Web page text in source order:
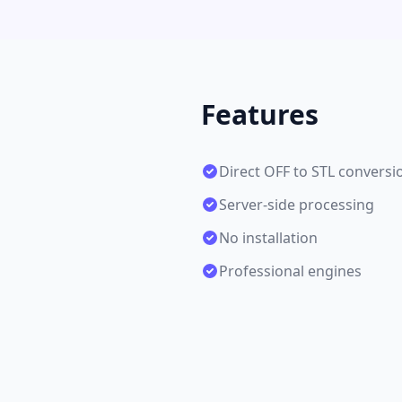
Features
Direct OFF to STL
Server-side processing
No installation
Professional engines